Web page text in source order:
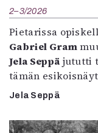
2–3/2026
Pietarissa
Gabriel Gram
Jela Seppä jututti
tämän
Jela Seppä